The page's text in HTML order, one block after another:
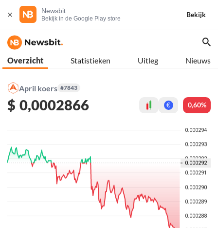
Newsbit
Bekijk in de Google Play store
Bekijk
Overzicht Statistieken Uitleg Nieuws
April koers #7843
$ 0,0002866 € 0,60%